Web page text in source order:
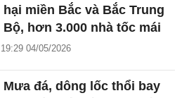
hại miền Bắc và Bắc Trung
Bộ, hơn 3.000 nhà tốc mái
19:29 04/05/2026
Mưa đá, dông lốc thổi bay